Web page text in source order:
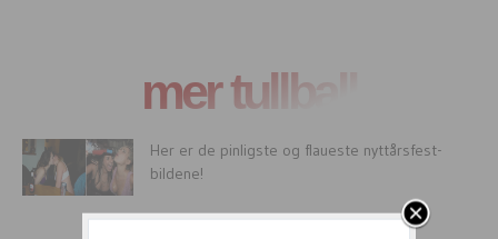
mer tullball
Her er de pinligste og flaueste nyttårsfest-
bildene!